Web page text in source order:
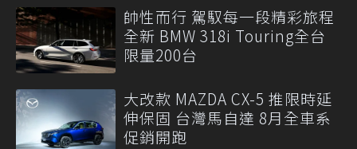
帥性而行 駕馭每一段精彩旅程
全新 BMW 318i Touring全台
限量200台
大改款 MAZDA CX-5 推限時延
伸保固 台灣馬自達 8月全車系
促銷開跑